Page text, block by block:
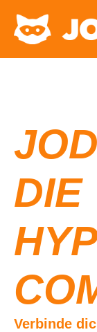
DIE
Verbinde